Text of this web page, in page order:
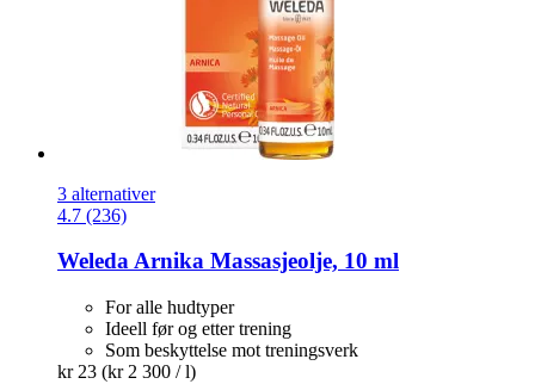
3 alternativer
4.7 (236)
WeledaArnika Massasjeolje, 10 ml
For alle hudtyper
Ideell før og etter trening
Som beskyttelse mot treningsverk
kr 23 (kr 2 300 / l)